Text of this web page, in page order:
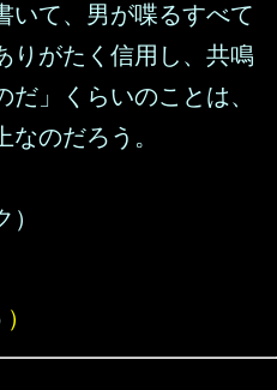
いて、男が喋るすべて
りがたく信用し、共鳴
」くらいのことは、
のだろう。
）